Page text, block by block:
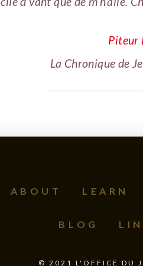
Piteur
La Chronique de
ABOUT LEARN
BLOG
© 2021 L'OFFICE DU